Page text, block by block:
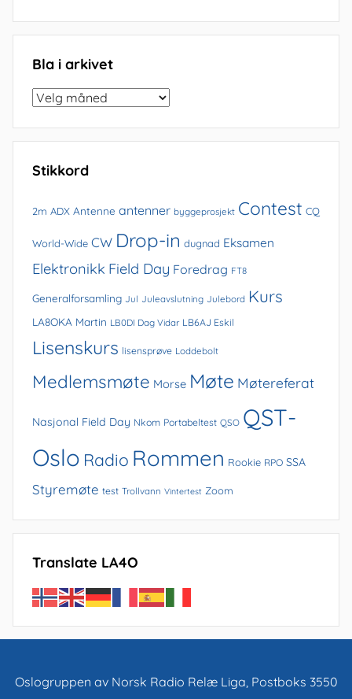
Bla i arkivet
Bla
arkivet
Stikkord
2m ADX Antenne antenner byggeprosjekt Contest CQ
World-Wide CW Drop-in dugnad Eksamen
Elektronikk Field Day Foredrag FT8
Generalforsamling Jul Juleavslutning Julebord Kurs
LA8OKA Martin LB0DI Dag Vidar LB6AJ Eskil
Lisenskurs lisensprøve Loddebolt
Medlemsmøte Morse Møte Møtereferat
Nasjonal Field Day Nkom Portabeltest QSO QST-
Oslo Radio Rommen Rookie RPO SSA
Styremøte test Trollvann Vintertest Zoom
Translate LA4O
Oslogruppen av Norsk Radio Relæ Liga, Postboks 3550